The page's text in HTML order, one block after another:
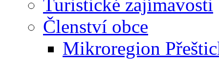
Turistické zajímavosti
Členství obce
Mikroregion